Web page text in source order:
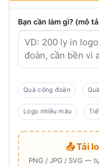
Bạn cần làm gì? (mô
Quà công đoàn
Logo nhiều màu
📤 Tải
PNG / JPG / SVG —